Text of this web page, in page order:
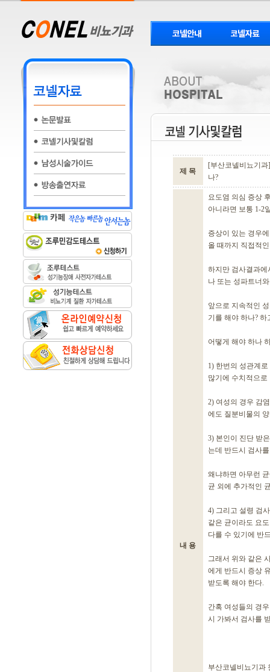
제 목
[부산코넬비뇨기
나?
내 용
요도염 의심 증상
아니라면 보통 1-2
증상이 있는 경우
올 때까지 직접적
하지만 검사결과에
나 또는 성파트너
앞으로 지속적인
기를 해야 하나? 하
어떻게 해야 하나
1) 한번의 성관계
많기에 수치적으
2) 여성의 경우 감
에도 질분비물의
3) 본인이 진단 받
는데 반드시 검사
왜냐하면 아무런
균 외에 추가적인
4) 그리고 설령 검
같은 균이라도 요
다를 수 있기에 반
그래서 위와 같은
에게 반드시 증상
받도록 해야 한다.
간혹 여성들의 경
시 가봐서 검사를
부산코넬비뇨기과